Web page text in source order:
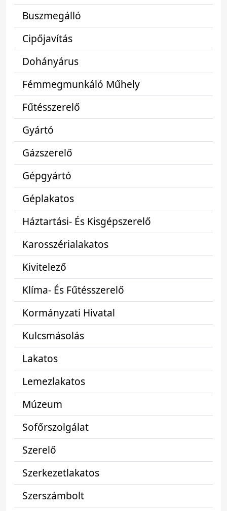
Buszmegálló
Cipőjavítás
Dohányárus
Fémmegmunkáló Műhely
Fűtésszerelő
Gyártó
Gázszerelő
Gépgyártó
Géplakatos
Háztartási- És Kisgépszerelő
Karosszérialakatos
Kivitelező
Klíma- És Fűtésszerelő
Kormányzati Hivatal
Kulcsmásolás
Lakatos
Lemezlakatos
Múzeum
Sofőrszolgálat
Szerelő
Szerkezetlakatos
Szerszámbolt